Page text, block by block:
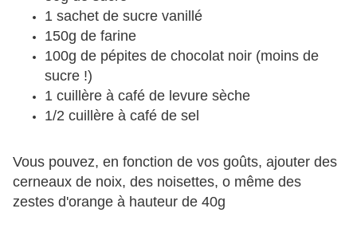
1 sachet de sucre vanillé
150g de farine
100g de pépites de chocolat noir (moins de
sucre !)
1 cuillère à café de levure sèche
1/2 cuillère à café de sel
Vous pouvez, en fonction de vos goûts, ajouter des
cerneaux de noix, des noisettes, o même des
zestes d'orange à hauteur de 40g